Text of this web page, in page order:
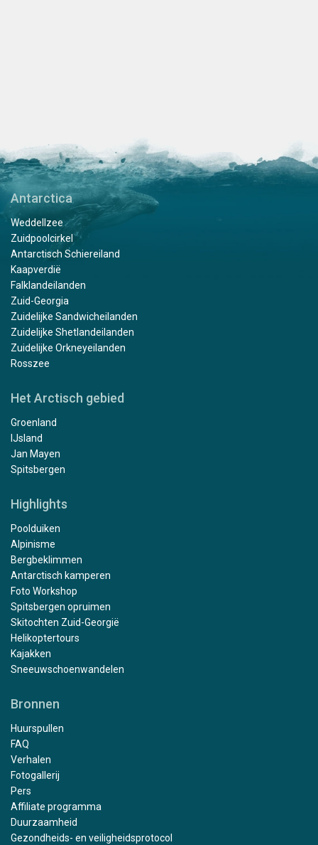
Antarctica
Weddellzee
Zuidpoolcirkel
Antarctisch Schiereiland
Kaapverdië
Falklandeilanden
Zuid-Georgia
Zuidelijke Sandwicheilanden
Zuidelijke Shetlandeilanden
Zuidelijke Orkneyeilanden
Rosszee
Het Arctisch gebied
Groenland
IJsland
Jan Mayen
Spitsbergen
Highlights
Poolduiken
Alpinisme
Bergbeklimmen
Antarctisch kamperen
Foto Workshop
Spitsbergen opruimen
Skitochten Zuid-Georgië
Helikoptertours
Kajakken
Sneeuwschoenwandelen
Bronnen
Huurspullen
FAQ
Verhalen
Fotogallerij
Pers
Affiliate programma
Duurzaamheid
Gezondheids- en veiligheidsprotocol